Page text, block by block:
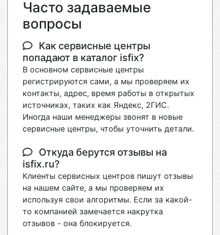
Часто задаваемые
вопросы
Как сервисные центры
попадают в каталог isfix?
В основном сервисные центры
регистрируются сами, а мы проверяем их
контакты, адрес, время работы в открытых
источниках, таких как Яндекс, 2ГИС.
Иногда наши менеджеры звонят в новые
сервисные центры, чтобы уточнить детали.
Откуда берутся отзывы на
isfix.ru?
Клиенты сервисных центров пишут отзывы
на нашем сайте, а мы проверяем их
используя свои алгоритмы. Если за какой-
то компанией замечается накрутка
отзывов - она блокируется.